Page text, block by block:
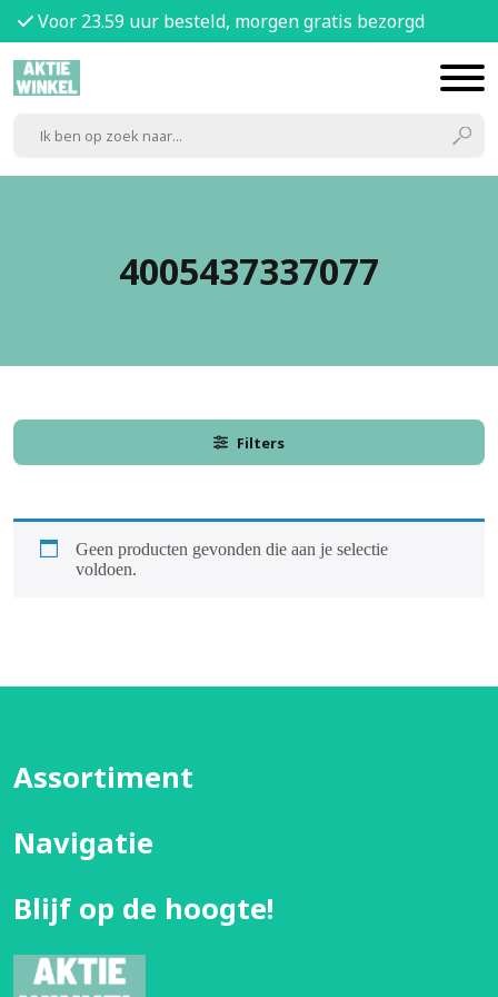
Voor 23.59 uur besteld, morgen gratis bezorgd
4005437337077
Filters
Geen producten gevonden die aan je selectie
voldoen.
Assortiment
Navigatie
Blijf op de hoogte!